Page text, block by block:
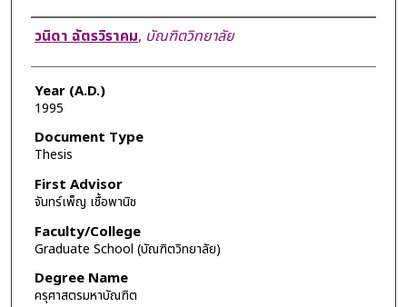
Author
วนิดา ฉัตรวิราคม, บัณฑิตวิทยาลัย
Year (A.D.)
1995
Document Type
Thesis
First Advisor
จันทร์เพ็ญ เชื้อพานิช
Faculty/College
Graduate School (บัณฑิตวิทยาลัย)
Degree Name
ครุศาสตรมหาบัณฑิต